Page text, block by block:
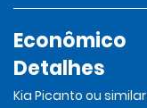
Econômico
Detalhes
Kia Picanto ou similar